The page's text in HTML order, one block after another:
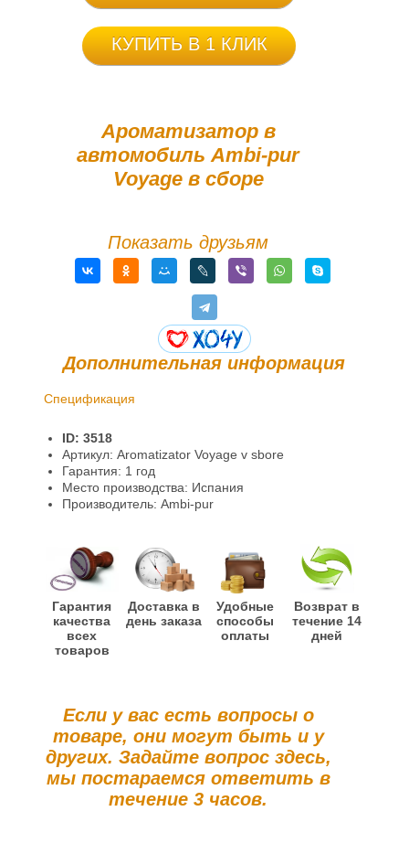
Ароматизатор в
автомобиль Ambi-pur
Voyage в сборе
КУПИТЬ В 1 КЛИК
Показать друзьям
Дополнительная информация
Спецификация
Гарантии и возврат
Информация
ID: 3518
Артикул: Aromatizator Voyage v sbore
Гарантия: 1 год
Место производства: Испания
Производитель: Ambi-pur
Гарантия
качества
всех
товаров
Доставка в
день заказа
Удобные
способы
оплаты
Возврат в
течение 14
дней
Если у вас есть вопросы о
товаре, они могут быть и у
других. Задайте вопрос здесь,
мы постараемся ответить в
течение 3 часов.